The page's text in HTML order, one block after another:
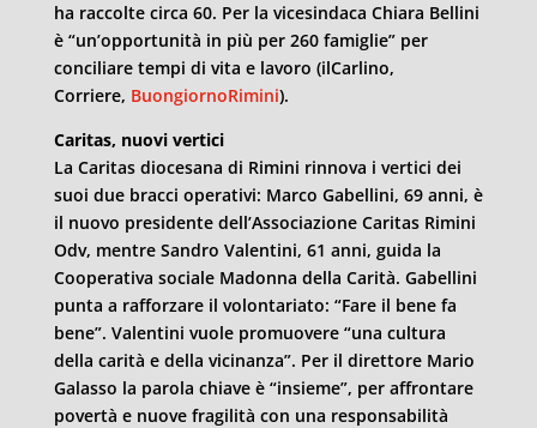
ha raccolte circa 60. Per la vicesindaca Chiara Bellini
è “un’opportunità in più per 260 famiglie” per
conciliare tempi di vita e lavoro (ilCarlino,
Corriere, BuongiornoRimini).
Caritas, nuovi vertici
La Caritas diocesana di Rimini rinnova i vertici dei
suoi due bracci operativi: Marco Gabellini, 69 anni, è
il nuovo presidente dell’Associazione Caritas Rimini
Odv, mentre Sandro Valentini, 61 anni, guida la
Cooperativa sociale Madonna della Carità. Gabellini
punta a rafforzare il volontariato: “Fare il bene fa
bene”. Valentini vuole promuovere “una cultura
della carità e della vicinanza”. Per il direttore Mario
Galasso la parola chiave è “insieme”, per affrontare
povertà e nuove fragilità con una responsabilità